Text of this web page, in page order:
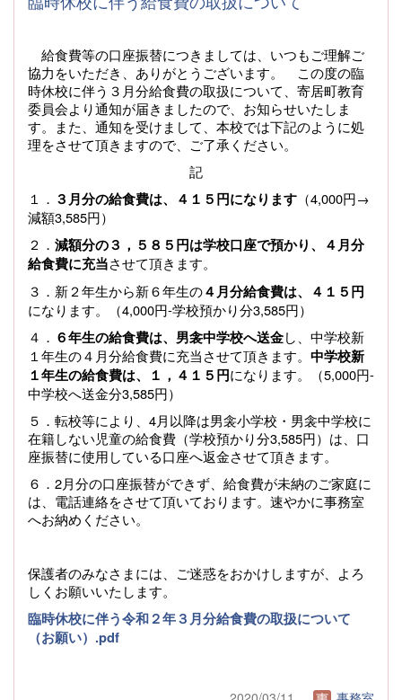
給食費等の口座振替につきましては、いつもご理解ご
協力をいただき、ありがとうございます。
この度の臨
時休校に伴う３月分給食費の取扱について、寄居町教育
委員会より通知が届きましたので、お知らせいたしま
す。
また、通知を受けまして、本校では下記のように処
理をさせて頂きますので、ご了承ください。
記
１． ３月分の給食費は、４１５円になります （4,000円→
減額3,585円）
２． 減額分の３，５８５円は学校口座で預かり、４月分
給食費に充当させて頂きます。
３．新２年生から新６年生の４月分給食費は、４１５円
になります。（4,000円-学校預かり分3,585円）
４． ６年生の給食費は、男衾中学校へ送金し、中学校新
１年生の４月分給食費に充当させて頂きます。 中学校新
１年生の給食費は、１，４１５円になります。（5,000円-
中学校へ送金分3,585円）
５．転校等により、4月以降は男衾小学校・男衾中学校に
在籍しない児童の給食費（学校預かり分3,585円）は、口
座振替に使用している口座へ返金させて頂きます。
６．2月分の口座振替ができず、給食費が未納のご家庭に
は、電話連絡をさせて頂いております。速やかに事務室
へお納めください。
保護者のみなさまには、ご迷惑をおかけしますが、よろ
しくお願いいたします。
臨時休校に伴う令和２年３月分給食費の取扱について
（お願い）.pdf